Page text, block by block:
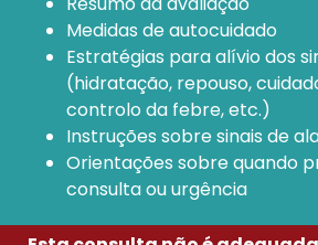
Medidas de autocuidado
Estratégias para alívio dos
(hidratação, repouso,
controlo da febre, etc.)
Instruções sobre sinais de
Orientações sobre quando
consulta ou urgência